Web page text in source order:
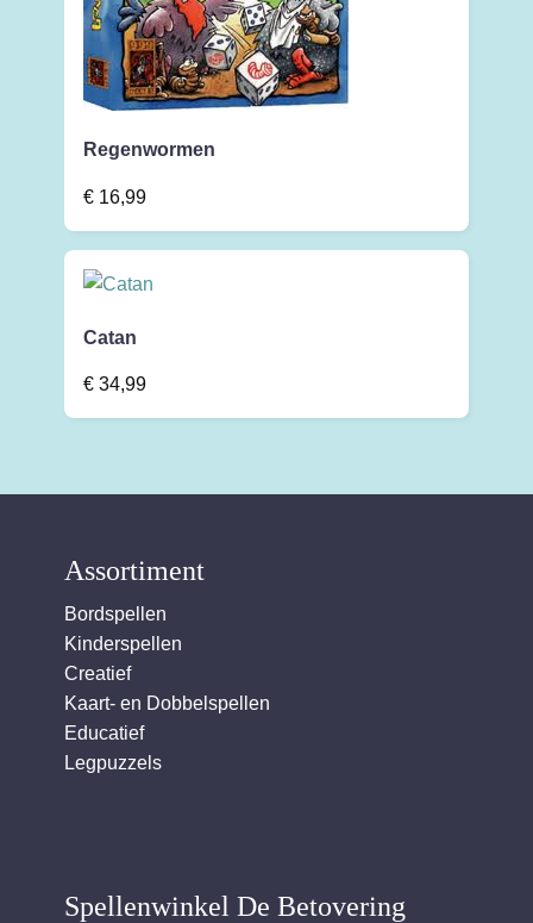
Regenwormen
€ 16,99
Catan
€ 34,99
Assortiment
Bordspellen
Kinderspellen
Creatief
Kaart- en Dobbelspellen
Educatief
Legpuzzels
Spellenwinkel De Betover​ing